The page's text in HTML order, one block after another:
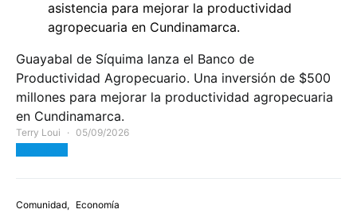
Guayabal de Síquima lanza el Banco de
Productividad Agropecuario. Una inversión de $500
millones para mejorar la productividad agropecuaria
en Cundinamarca.
Terry Loui 05/09/2026
Comunidad Economía